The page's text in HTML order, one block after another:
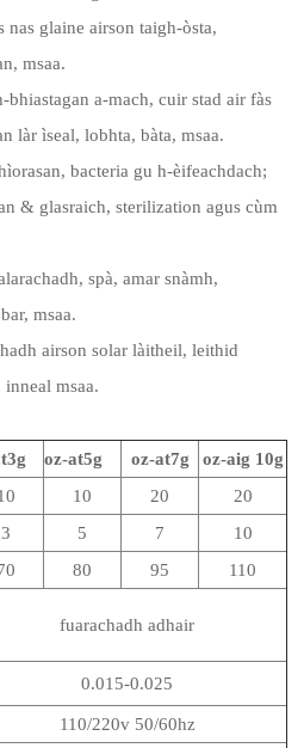
glaine airson taigh-òsta,
msaa.
a-mach, cuir stad air fàs
làr ìseal, lobhta, bàta, msaa.
bacteria gu h-èifeachdach;
& glasraich, sterilization agus cùm
spà, amar snàmh,
msaa.
airson solar làitheil, leithid
inneal msaa.
oz-at5g oz-at7g
oz-aig 10g
10 20
20
3 5 7
10
80 95
110
fuarachadh adhair
0.015-0.025
110/220v 50/60hz